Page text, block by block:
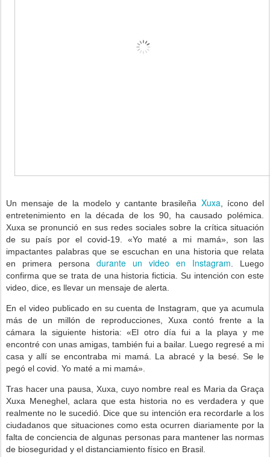
Un mensaje de la modelo y cantante brasileña Xuxa , ícono del
entretenimiento en la década de los 90, ha causado polémica.
Xuxa se pronunció en sus redes sociales sobre la crítica situación
de su país por el covid-19. «Yo maté a mi mamá», son las
impactantes palabras que se escuchan en una historia que relata
en primera persona durante un video en Instagram . Luego
confirma que se trata de una historia ficticia. Su intención con este
video, dice, es llevar un mensaje de alerta.
En el video publicado en su cuenta de Instagram, que ya acumula
más de un millón de reproducciones, Xuxa contó frente a la
cámara la siguiente historia: «El otro día fui a la playa y me
encontré con unas amigas, también fui a bailar. Luego regresé a mi
casa y allí se encontraba mi mamá. La abracé y la besé. Se le
pegó el covid. Yo maté a mi mamá».
Tras hacer una pausa, Xuxa, cuyo nombre real es Maria da Graça
Xuxa Meneghel, aclara que esta historia no es verdadera y que
realmente no le sucedió. Dice que su intención era recordarle a los
ciudadanos que situaciones como esta ocurren diariamente por la
falta de conciencia de algunas personas para mantener las normas
de bioseguridad y el distanciamiento físico en Brasil.